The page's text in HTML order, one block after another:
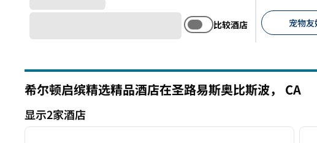
比较酒店 宠物友
希尔顿启缤精选精品酒店在圣路易斯奥比斯波， CA
显示2家酒店
显示2家酒店
1/12
下一张图片
1/12